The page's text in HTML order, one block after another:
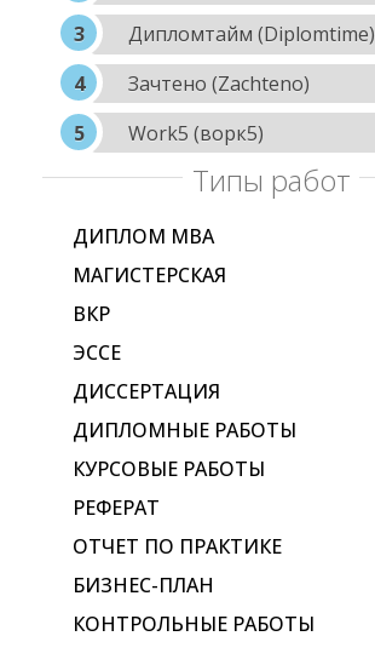
Дипломтайм (Diplomtime)
Зачтено (Zachteno)
Work5 (ворк5)
Типы работ
ДИПЛОМ МВА
МАГИСТЕРСКАЯ
ВКР
ЭССЕ
ДИССЕРТАЦИЯ
ДИПЛОМНЫЕ РАБОТЫ
КУРСОВЫЕ РАБОТЫ
РЕФЕРАТ
ОТЧЕТ ПО ПРАКТИКЕ
БИЗНЕС-ПЛАН
КОНТРОЛЬНЫЕ РАБОТЫ